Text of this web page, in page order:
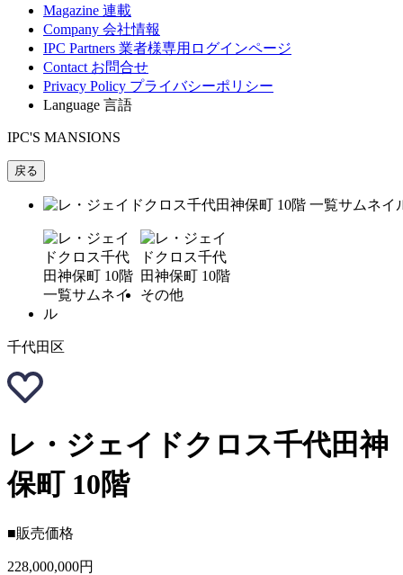
Magazine 連載
Company 会社情報
IPC Partners 業者様専用ログインページ
Contact お問合せ
Privacy Policy プライバシーポリシー
Language 言語
IPC'S MANSIONS
戻る
千代田区
レ・ジェイドクロス千代田神
保町 10階
■販売価格
228,000,000円